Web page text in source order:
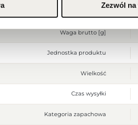
Zezwól
Waga brutto [g]
Jednostka produktu
Wielkość
Czas wysyłki
Kategoria zapachowa